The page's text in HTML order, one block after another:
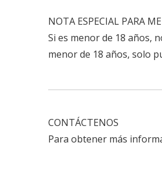
NOTA ESPECIAL PARA
Si es menor de 18 años,
menor de 18 años, solo
CONTÁCTENOS
Para obtener más